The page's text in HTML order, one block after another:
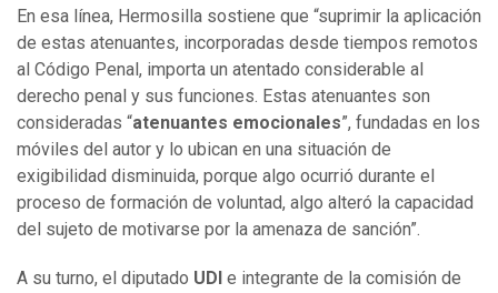
En esa línea, Hermosilla sostiene que “suprimir la aplicación
de estas atenuantes, incorporadas desde tiempos remotos
al Código Penal, importa un atentado considerable al
derecho penal y sus funciones. Estas atenuantes son
consideradas “atenuantes emocionales”, fundadas en los
móviles del autor y lo ubican en una situación de
exigibilidad disminuida, porque algo ocurrió durante el
proceso de formación de voluntad, algo alteró la capacidad
del sujeto de motivarse por la amenaza de sanción”.
A su turno, el diputado UDI e integrante de la comisión de